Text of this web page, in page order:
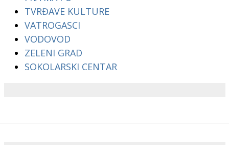
TVRĐAVE KULTURE
VATROGASCI
VODOVOD
ZELENI GRAD
SOKOLARSKI CENTAR